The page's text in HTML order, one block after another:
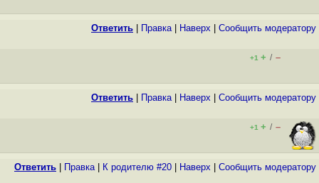
Ответить Правка| Наверх Cообщить модератору
+1 + / –
Ответить Правка| Наверх Cообщить модератору
+1 + / –
Ответить Правка| К родителю #20 Наверх Cообщить модератору